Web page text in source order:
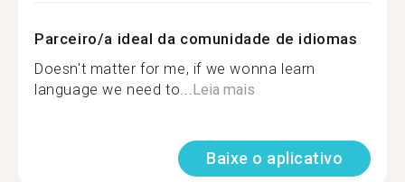
Parceiro/a ideal da comunidade de idiomas
Doesn't matter for me, if we wonna learn
language we need to...Leia mais
Baixe o aplicativo